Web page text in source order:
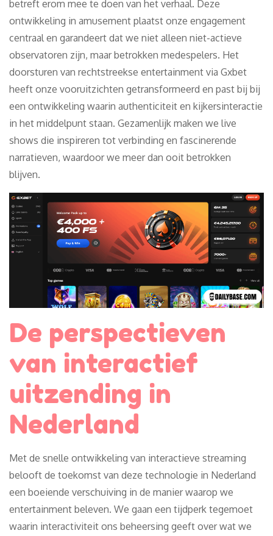
betreft erom mee te doen van het verhaal. Deze
ontwikkeling in amusement plaatst onze engagement
centraal en garandeert dat we niet alleen niet-actieve
observatoren zijn, maar betrokken medespelers. Het
doorsturen van rechtstreekse entertainment via Gxbet
heeft onze vooruitzichten getransformeerd en past bij bij
een ontwikkeling waarin authenticiteit en kijkersinteractie
in het middelpunt staan. Gezamenlijk maken we live
shows die inspireren tot verbinding en fascinerende
narratieven, waardoor we meer dan ooit betrokken
blijven.
De perspectieven
van interactief
uitzending in
Nederland
Met de snelle ontwikkeling van interactieve streaming
belooft de toekomst van deze technologie in Nederland
een boeiende verschuiving in de manier waarop we
entertainment beleven. We gaan een tijdperk tegemoet
waarin interactiviteit ons beheersing geeft over wat we